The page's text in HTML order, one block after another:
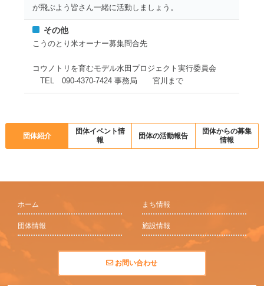
が飛ぶよう皆さん一緒に活動しましょう。
その他
こうのとり米オーナー募集問合先
コウノトリを育むモデル水田プロジェクト実行委員会
TEL 090-4370-7424 事務局 宮川まで
団体紹介
団体イベント情
報
団体の活動報告
団体からの募集
情報
ホーム まち情報
団体情報 施設情報
お問い合わせ